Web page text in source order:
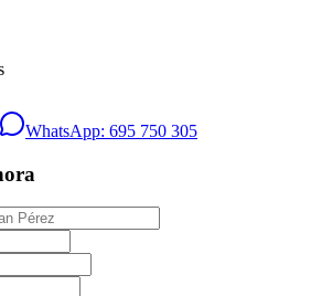
WhatsApp: 695 750 305